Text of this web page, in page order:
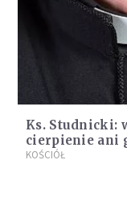
Ks. Studnicki:
cierpienie ani
prywatne
KOŚCIÓŁ